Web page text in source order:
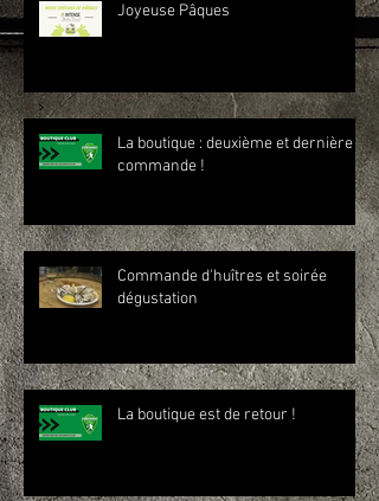
Joyeuse Pâques
La boutique : deuxième et dernière
commande !
Commande d'huîtres et soirée
dégustation
La boutique est de retour !